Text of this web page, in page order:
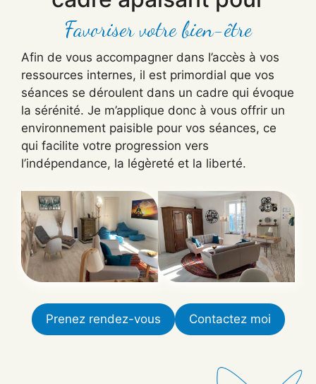
Favoriser votre bien-être
Afin de vous accompagner dans l’accès à vos
ressources internes, il est primordial que vos
séances se déroulent dans un cadre qui évoque
la sérénité. Je m’applique donc à vous offrir un
environnement paisible pour vos séances, ce
qui facilite votre progression vers
l’indépendance, la légèreté et la liberté.
Prenez rendez-vous Contactez moi